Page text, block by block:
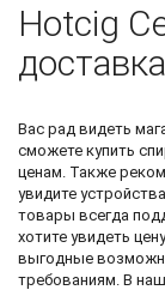
Hotcig
доставка
Вас рад видеть
сможете купить
ценам. Также
увидите
товары всегда
хотите увидеть
выгодные
требованиям. В